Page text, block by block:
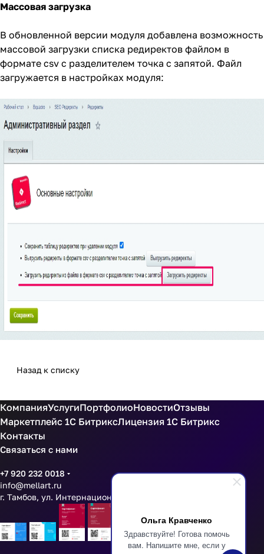
Ольга Кравченко
Здравствуйте! Готова помочь
вам. Напишите мне, если у
Массовая загрузка
В обновленной версии модуля добавлена возможность
массовой загрузки списка редиректов файлом в
формате csv с разделителем точка с запятой. Файл
загружается в настройках модуля:
Назад к списку
КомпанияУслугиПортфолиоНовостиОтзывы
Маркетплейс 1С БитриксЛицензия 1С Битрикс
Контакты
Связаться с нами
+7 920 232 0018
info@mellart.ru
г. Тамбов, ул. Интернациональная 16 оф 201